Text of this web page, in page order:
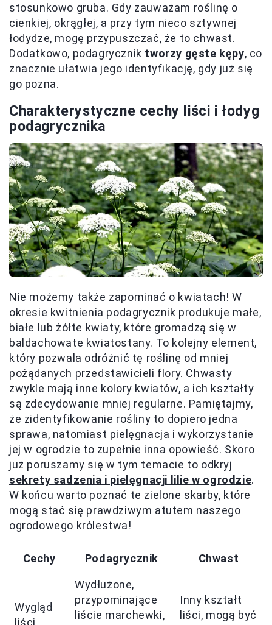
stosunkowo gruba. Gdy zauważam roślinę o
cienkiej, okrągłej, a przy tym nieco sztywnej
łodydze, mogę przypuszczać, że to chwast.
Dodatkowo, podagrycznik tworzy gęste kępy, co
znacznie ułatwia jego identyfikację, gdy już się
go pozna.
Charakterystyczne cechy liści i łodyg
podagrycznika
Nie możemy także zapominać o kwiatach! W
okresie kwitnienia podagrycznik produkuje małe,
białe lub żółte kwiaty, które gromadzą się w
baldachowate kwiatostany. To kolejny element,
który pozwala odróżnić tę roślinę od mniej
pożądanych przedstawicieli flory. Chwasty
zwykle mają inne kolory kwiatów, a ich kształty
są zdecydowanie mniej regularne. Pamiętajmy,
że zidentyfikowanie rośliny to dopiero jedna
sprawa, natomiast pielęgnacja i wykorzystanie
jej w ogrodzie to zupełnie inna opowieść. Skoro
już poruszamy się w tym temacie to odkryj
sekrety sadzenia i pielęgnacji lilie w ogrodzie.
W końcu warto poznać te zielone skarby, które
mogą stać się prawdziwym atutem naszego
ogrodowego królestwa!
Cechy Podagrycznik Chwast
Wygląd
liści
Wydłużone,
przypominające
liście marchewki,
Inny kształt
liści, mogą być